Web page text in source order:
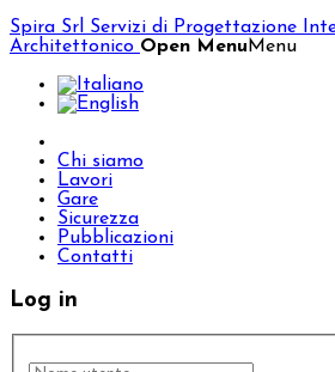
Spira Srl
Servizi di Progettazione
Architettonico Open Menu Menu
Chi siamo
Lavori
Gare
Sicurezza
Pubblicazioni
Contatti
Log in